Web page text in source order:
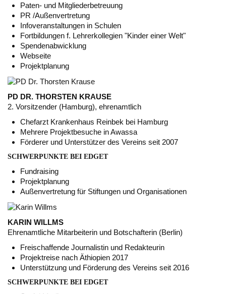
Paten- und Mitgliederbetreuung
PR /Außenvertretung
Infoveranstaltungen in Schulen
Fortbildungen f. Lehrerkollegien "Kinder einer Welt"
Spendenabwicklung
Webseite
Projektplanung
PD DR. THORSTEN KRAUSE
2. Vorsitzender (Hamburg), ehrenamtlich
Chefarzt Krankenhaus Reinbek bei Hamburg
Mehrere Projektbesuche in Awassa
Förderer und Unterstützer des Vereins seit 2007
SCHWERPUNKTE BEI EDGET
Fundraising
Projektplanung
Außenvertretung für Stiftungen und Organisationen
KARIN WILLMS
Ehrenamtliche Mitarbeiterin und Botschafterin (Berlin)
Freischaffende Journalistin und Redakteurin
Projektreise nach Äthiopien 2017
Unterstützung und Förderung des Vereins seit 2016
SCHWERPUNKTE BEI EDGET